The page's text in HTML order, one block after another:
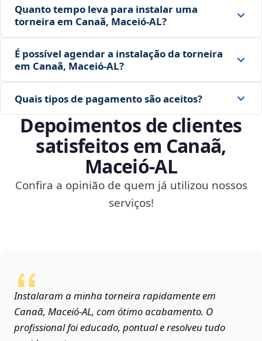
Quanto tempo leva para instalar uma
torneira em Canaã, Maceió‑AL?
É possível agendar a instalação da torneira
em Canaã, Maceió‑AL?
Quais tipos de pagamento são aceitos?
Depoimentos de clientes
satisfeitos em Canaã,
Maceió‑AL
Confira a opinião de quem já utilizou nossos
serviços!
Instalaram a minha torneira rapidamente em
Canaã, Maceió‑AL, com ótimo acabamento. O
profissional foi educado, pontual e resolveu tudo